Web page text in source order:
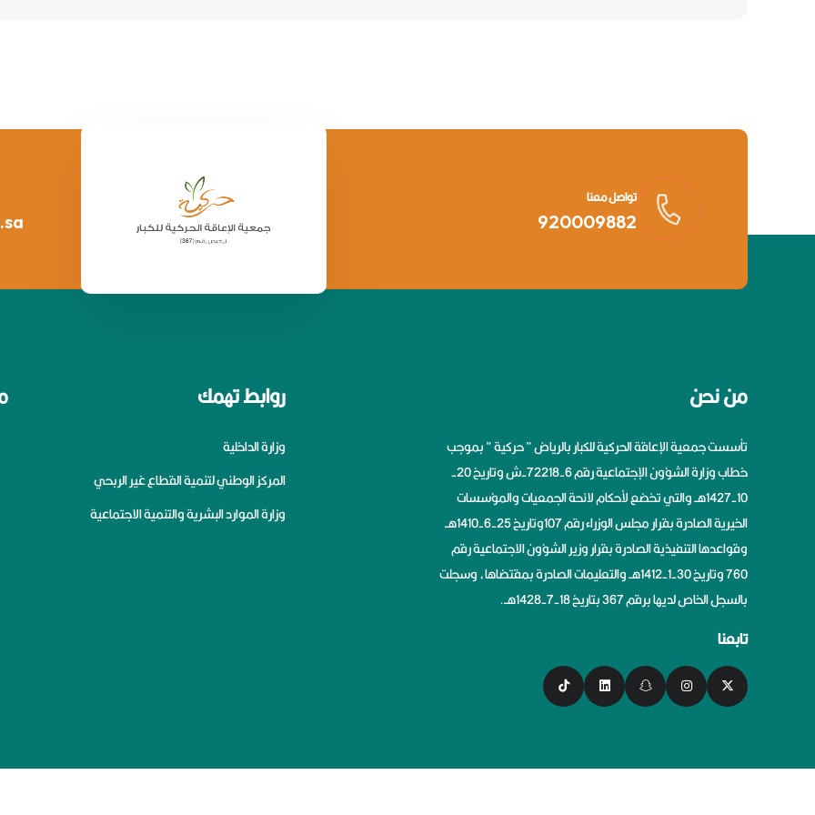
تواصل معنا
920009882
من نحن
تأسست جمعية الإعاقة الحركية للكبار بالرياض ” حركية ” بموجب
خطاب وزارة الشؤون الإجتماعية رقم 6-72218-ش وتاريخ 20-
10-1427هــ والتي تخضع لأحكام لائحة الجمعيات والمؤسسات
الخيرية الصادرة بقرار مجلس الوزراء رقم 107وتاريخ 25-6-1410هــ
وقواعدها التنفيذية الصادرة بقرار وزير الشؤون الاجتماعية رقم
760 وتاريخ 30-1-1412هــ والتعليمات الصادرة بمقتضاها، وسجلت
بالسجل الخاص لديها برقم 367 بتاريخ 18-7-1428هــ.
تابعنا
روابط تهمك
وزارة الداخلية
المركز الوطني لتنمية القطاع غير الربحي
وزارة الموارد البشرية والتنمية الاجتماعية